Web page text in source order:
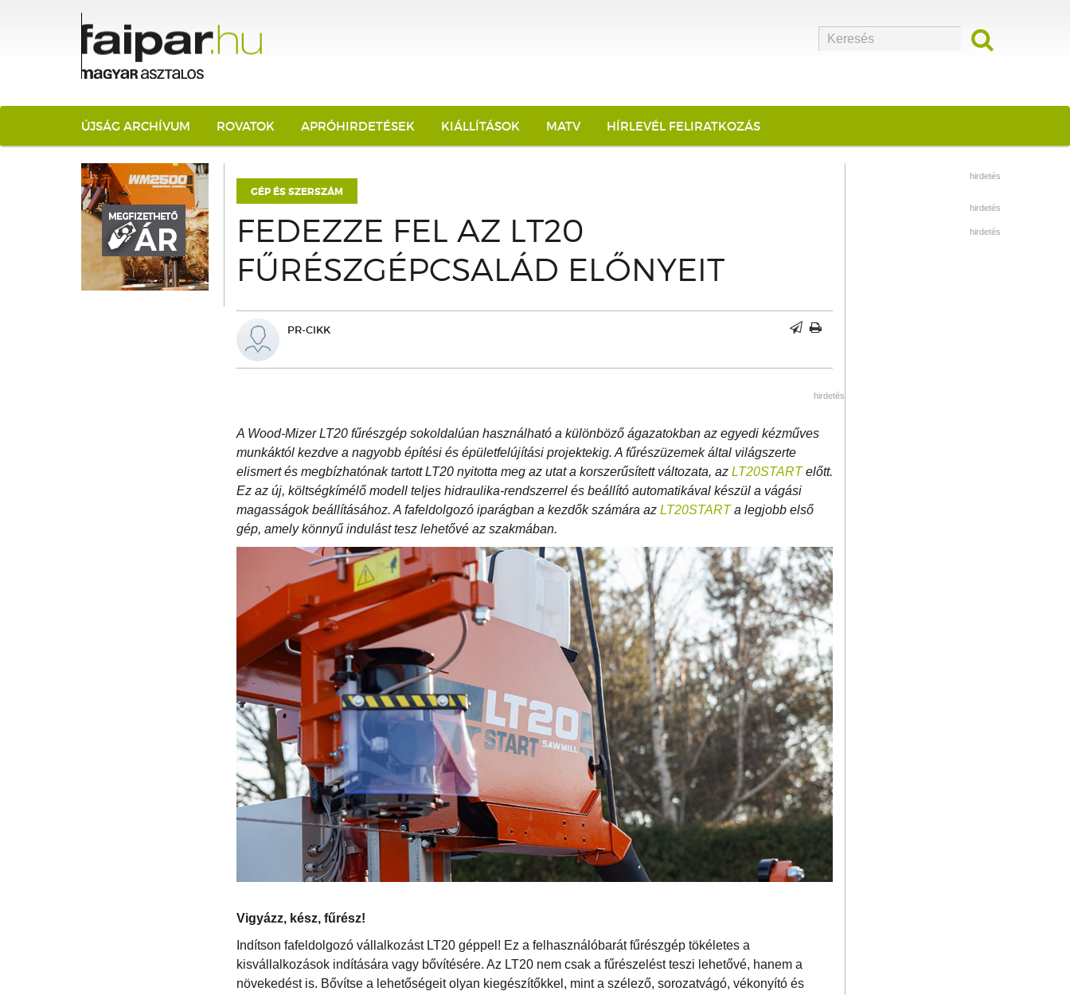
ÚJSÁG ARCHÍVUM ROVATOK APRÓHIRDETÉSEK KIÁLLÍTÁSOK MATV HÍRLEVÉL FELIRATKOZÁS
GÉP ÉS SZERSZÁM
FEDEZZE FEL AZ LT20
FŰRÉSZGÉPCSALÁD ELŐNYEIT
PR-CIKK
hirdetés
A Wood-Mizer LT20 fűrészgép sokoldalúan használható a különböző ágazatokban az egyedi kézműves
munkáktól kezdve a nagyobb építési és épületfelújítási projektekig. A fűrészüzemek által világszerte
elismert és megbízhatónak tartott LT20 nyitotta meg az utat a korszerűsített változata, az LT20STARTelőtt.
Ez az új, költségkímélő modell teljes hidraulika-rendszerrel és beállító automatikával készül a vágási
magasságok beállításához. A fafeldolgozó iparágban a kezdők számára az LT20STARTa legjobb első
gép, amely könnyű indulást tesz lehetővé az szakmában.
Vigyázz, kész, fűrész!
Indítson fafeldolgozó vállalkozást LT20 géppel! Ez a felhasználóbarát fűrészgép tökéletes a
kisvállalkozások indítására vagy bővítésére. Az LT20 nem csak a fűrészelést teszi lehetővé, hanem a
növekedést is. Bővítse a lehetőségeit olyan kiegészítőkkel, mint a szélező, sorozatvágó, vékonyító és
hirdetés
hirdetés
hirdetés